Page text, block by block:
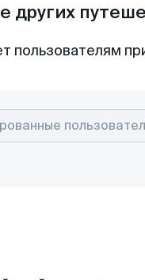
других
пользователям